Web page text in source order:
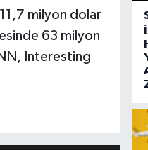
milyon dolar
63 milyon
Interesting